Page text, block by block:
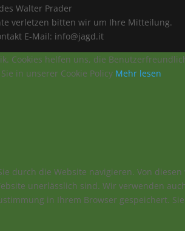
Walter Prader
verletzen bitten wir um Ihre Mitteilung.
E-Mail: info@jagd.it
Cookies helfen uns, die
in unserer Cookie Policy Mehr lesen
durch die Website navigieren. Von
unerlässlich sind. Wir verwenden
in Ihrem Browser gespeichert.